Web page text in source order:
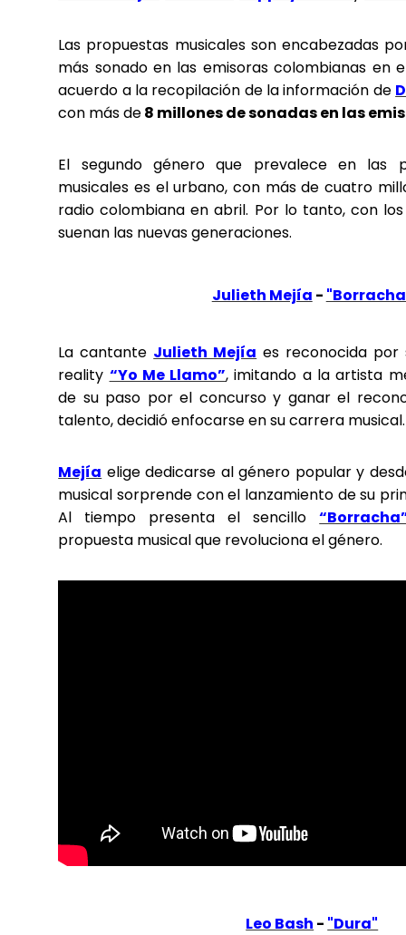
Las propuestas musicales son encabezadas
más sonado en las emisoras colombianas en
acuerdo a la recopilación de la información de
con más de8 millones de sonadas en las
El segundo género que prevalece en las
musicales es el urbano, con más de cuatro
radio colombiana en abril. Por lo tanto, con
suenan las nuevas generaciones.
Julieth Mejía -
La cantante Julieth Mejía es reconocida
reality “Yo Me Llamo”, imitando a la artista
de su paso por el concurso y ganar el
talento, decidió enfocarse en su carrera musical.
Mejía elige dedicarse al género popular y
musical sorprende con el lanzamiento de su
Al tiempo presenta el sencillo
propuesta musical que revoluciona el género.
Leo Bash - "Dura"